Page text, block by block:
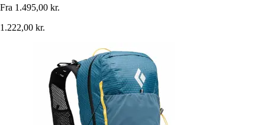
Fra 1.495,00 kr.
1.222,00 kr.